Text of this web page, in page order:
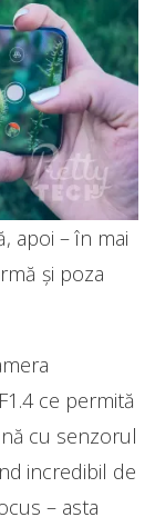
apoi – în mai
și poza
ce permită
cu senzorul
incredibil de
– asta